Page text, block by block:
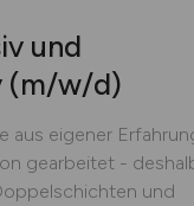
und
(m/w/d)
aus eigener
gearbeitet -
und